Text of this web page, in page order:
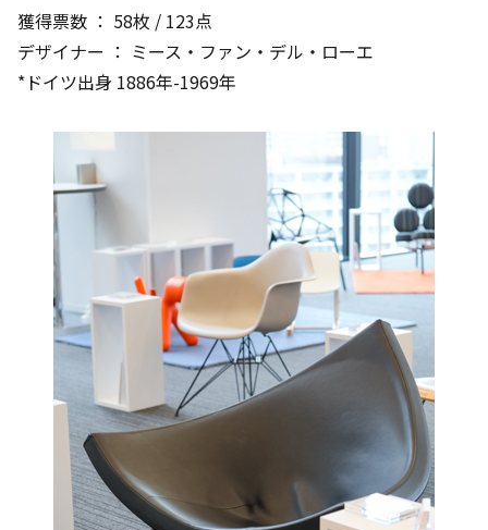
獲得票数 ： 58枚 / 123点
デザイナー ： ミース・ファン・デル・ローエ
*ドイツ出身 1886年-1969年